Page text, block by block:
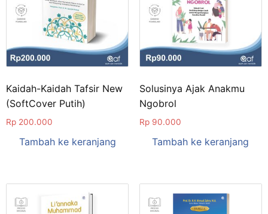
Kaidah-Kaidah Tafsir New
(SoftCover Putih)
Rp 200.000
Tambah ke keranjang
Solusinya Ajak Anakmu
Ngobrol
Rp90.000
Tambah ke keranjang